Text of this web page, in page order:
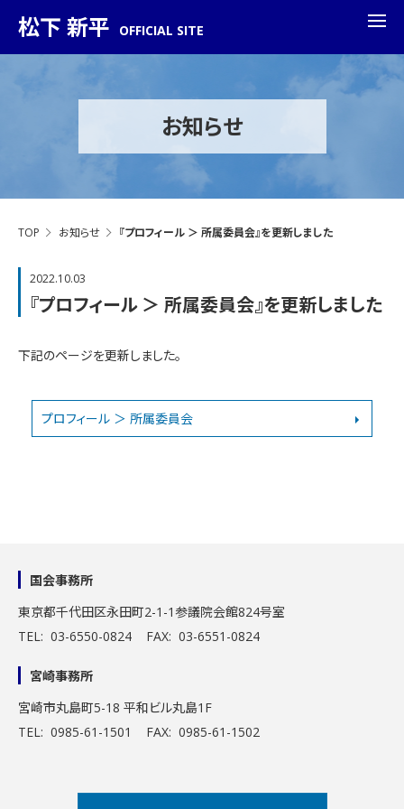
松下 新平 OFFICIAL SITE
お知らせ
TOP お知らせ 『プロフィール ＞ 所属委員会』を更新しました
2022.10.03
『プロフィール ＞ 所属委員会』を更新しました
下記のページを更新しました。
プロフィール ＞ 所属委員会
国会事務所
東京都千代田区永田町2-1-1参議院会館824号室
TEL: 03-6550-0824 FAX: 03-6551-0824
宮崎事務所
宮崎市丸島町5-18 平和ビル丸島1F
TEL: 0985-61-1501 FAX: 0985-61-1502